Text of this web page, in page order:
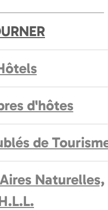
d'hôtes
de
Naturelles,